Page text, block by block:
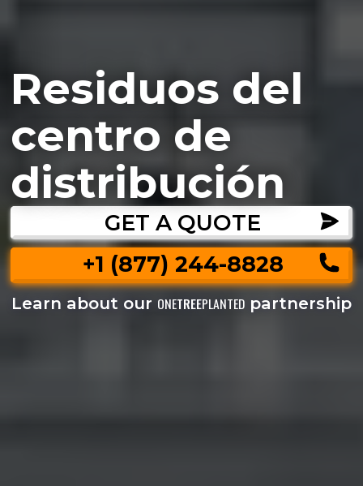
Residuos del
centro de
distribución
GET A QUOTE
+1 (877) 244-8828
Learn about our ONETREEPLANTED partnership